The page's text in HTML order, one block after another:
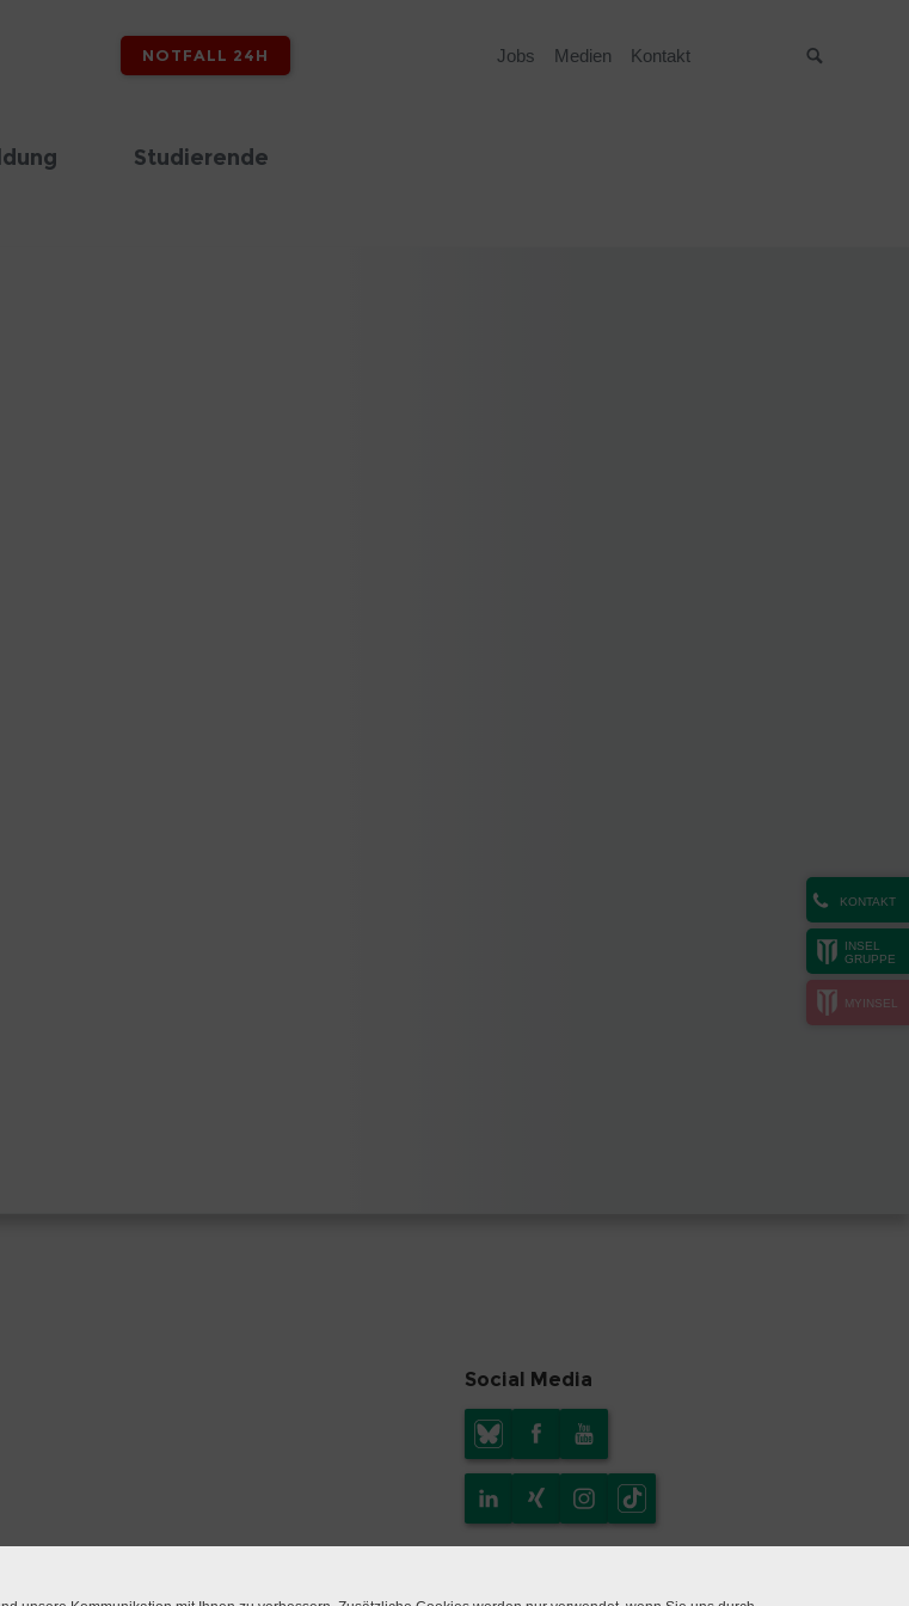
NOTFALL 24H Jobs Medien Kontakt
Studierende
KONTAKT
INSEL
GRUPPE
MYINSEL
Social Media